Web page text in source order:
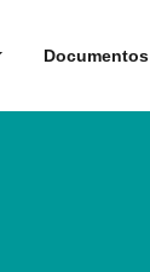
Documentos